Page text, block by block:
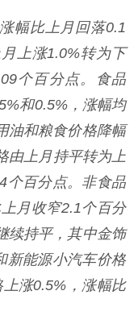
幅比上月回落0.1
上涨1.0%转为下
个百分点。食品
和0.5%，涨幅均
油和粮食价格降幅
由上月持平转为上
个百分点。非食品
月收窄2.1个百分
续持平，其中金饰
新能源小汽车价格
涨0.5%，涨幅比